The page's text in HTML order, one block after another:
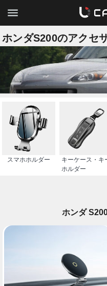
ホンダS200のアクセ
スマホホルダー
キーケース・キ
ホルダー
ホンダ